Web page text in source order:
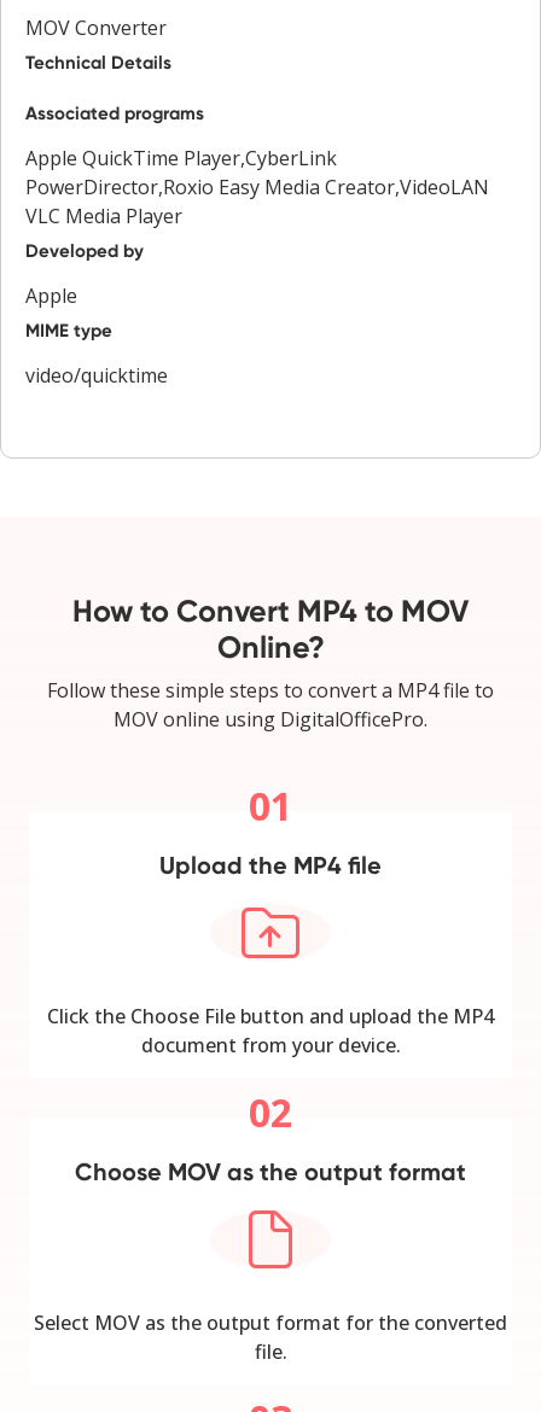
MOV Converter
Technical Details
Associated programs
Apple QuickTime Player,CyberLink
PowerDirector,Roxio Easy Media Creator,VideoLAN
VLC Media Player
Developed by
Apple
MIME type
video/quicktime
How to Convert MP4 to MOV
Online?
Follow these simple steps to convert a MP4 file to
MOV online using DigitalOfficePro.
01
Upload the MP4 file
Click the Choose File button and upload the MP4
document from your device.
02
Choose MOV as the output format
Select MOV as the output format for the converted
file.